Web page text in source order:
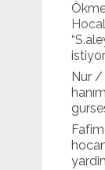
“
Nur/